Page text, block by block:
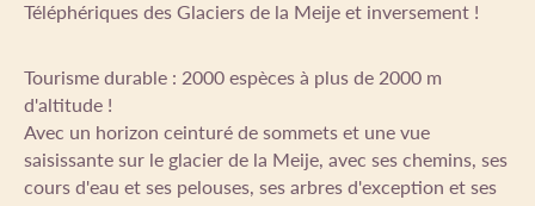
Téléphériques des Glaciers de la Meije et inversement !
Tourisme durable : 2000 espèces à plus de 2000 m
d'altitude !
Avec un horizon ceinturé de sommets et une vue
saisissante sur le glacier de la Meije, avec ses chemins, ses
cours d'eau et ses pelouses, ses arbres d'exception et ses